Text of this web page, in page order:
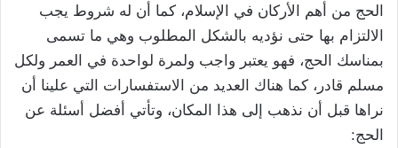
الحج من أهم الأركان في الإسلام، كما أن له شروط يجب
الالتزام بها حتى نؤديه بالشكل المطلوب وهي ما تسمى
بمناسك الحج، فهو يعتبر واجب ولمرة لواحدة في العمر ولكل
مسلم قادر، كما هناك العديد من الاستفسارات التي علينا أن
نراها قبل أن نذهب إلى هذا المكان، وتأتي أفضل أسئلة عن
الحج: